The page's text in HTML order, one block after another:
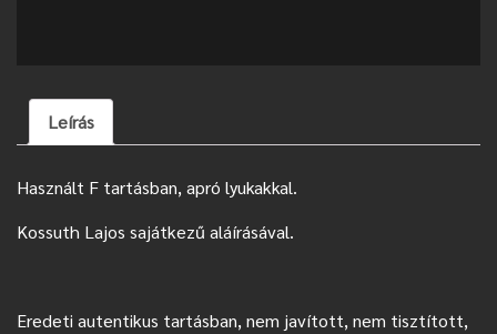
Leírás
Használt F tartásban, apró lyukakkal.
Kossuth Lajos sajátkezű aláírásával.
Eredeti autentikus tartásban, nem javított, nem tisztított,